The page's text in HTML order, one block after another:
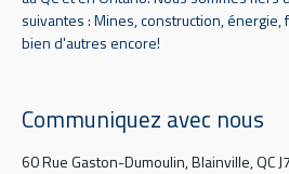
suivantes : Mines, construction,
bien d'autres encore!
Communiquez avec nous
60 Rue Gaston-Dumoulin, Blainville, QC